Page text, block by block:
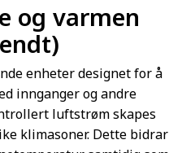
og varmen
enheter designet for å
innganger og andre
luftstrøm skapes
klimasoner. Dette bidrar